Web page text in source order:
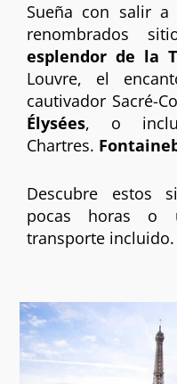
Sueña con salir
renombrados
esplendor de la
Louvre, el
cautivador Sacré-
Élysées, o
Chartres.
Descubre estos
pocas horas o
transporte incluido.